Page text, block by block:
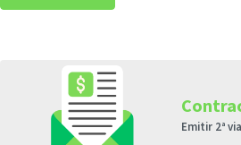
Emitir 2ª via